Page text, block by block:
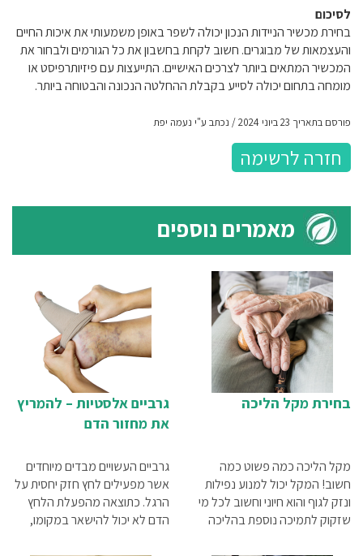
לסיכום
בחירת מכשיר הניידות הנכון יכולה לשפר באופן משמעותי את איכות החיים
והעצמאות של מבוגרים. חשוב לקחת בחשבון את כל הגורמים ולבחור את
המכשיר המתאים ביותר לצרכים האישיים. התייעצות עם פיזיותרפיסט או
מומחה בתחום יכולה לסייע בקבלת ההחלטה הנכונה והבטוחה ביותר.
פורסם בתאריך 23 ביוני 2024 / נכתב ע"י נעמה יפת
חזרה לרשימה
מאמרים נוספים
גרביים אלסטיות – להמריץ
את מחזור הדם
גרביים העשויים מבדים מיוחדים
אשר מפעילים לחץ חזק יחסית על
הרגל. כתוצאה מהפעלת הלחץ
הדם לא יכול להישאר במקומו,
בחירת מקל הליכה
מקל הליכה כמה פשוט כמה
חשוב! המקל יכול למנוע נפילות
ונזק לגוף והוא חיוני וחשוב לכל מי
שזקוק לתמיכה נוספת בהליכה